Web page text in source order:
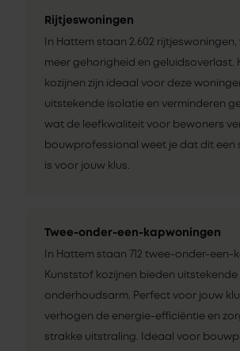
Rijtjeswoningen
In Hattem staan 2.602
meer gehorigheid en geluidsoverlast.
kozijnen zijn ideaal voor deze
uitstekende isolatie en verminderen
wat de leefkwaliteit voor bewoners
bouwprofessional weet je dat dit een
is voor jouw klus.
Twee-onder-een-kapwoningen
In Hattem staan 712 twee-onder-een-
Kunststof kozijnen bieden uitstekende
onderhoudsarm. Perfect voor jouw
verhogen de energie-efficiëntie en
strakke uitstraling. Ideaal voor